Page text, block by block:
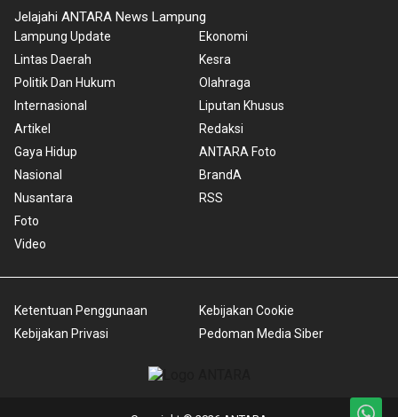
Jelajahi ANTARA News Lampung
Lampung Update
Lintas Daerah
Politik Dan Hukum
Internasional
Artikel
Gaya Hidup
Nasional
Nusantara
Foto
Video
Ekonomi
Kesra
Olahraga
Liputan Khusus
Redaksi
ANTARA Foto
BrandA
RSS
Ketentuan Penggunaan
Kebijakan Privasi
Kebijakan Cookie
Pedoman Media Siber